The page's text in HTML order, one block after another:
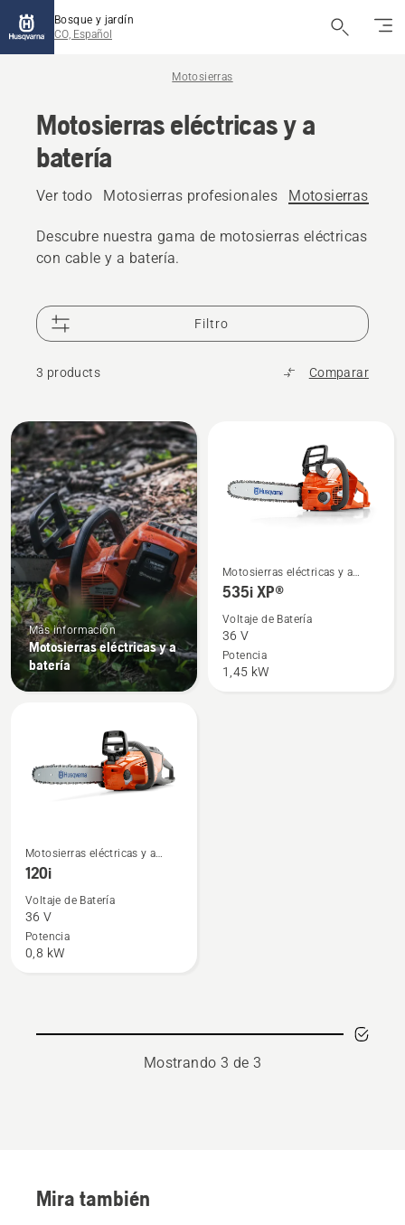
Bosque y jardín
CO, Español
Motosierras
Motosierras eléctricas y a
batería
Ver todo Motosierras profesionales Motosierras
Descubre nuestra gama de motosierras eléctricas
con cable y a batería.
Filtro
3 products Comparar
All
products
Más información
Motosierras eléctricas y a
batería
Ver
más
sobre
535i
XP®
Motosierras eléctricas y a
batería
535i XP®
Voltaje de Batería
36 V
Potencia
1,45 kW
Ver
más
sobre
120i
Motosierras eléctricas y a
batería
120i
Voltaje de Batería
36 V
Potencia
0,8 kW
Mostrando 3 de 3
Mira también